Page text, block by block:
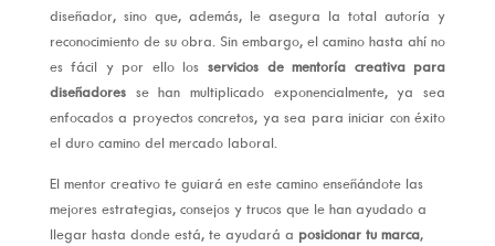
diseñador, sino que, además, le asegura la total autoría y
reconocimiento de su obra. Sin embargo, el camino hasta ahí no
es fácil y por ello losservicios de mentoría creativa para
diseñadoresse han multiplicado exponencialmente, ya sea
enfocados a proyectos concretos, ya sea para iniciar con éxito
el duro camino del mercado laboral.
El mentor creativo te guiará en este camino enseñándote las
mejores estrategias, consejos y trucos que le han ayudado a
llegar hasta donde está, te ayudará a posicionar tu marca,